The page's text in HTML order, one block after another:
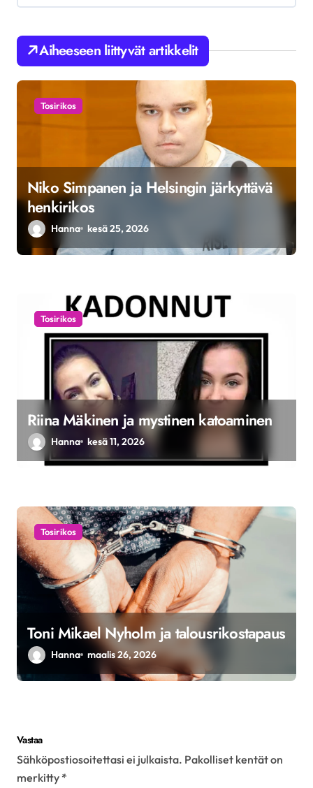
e
n
s
s
Aiheeseen liittyvät artikkelit
Tosirikos
Niko Simpanen ja Helsingin järkyttävä
henkirikos
Hanna kesä 25, 2026
Tosirikos
Riina Mäkinen ja mystinen katoaminen
Hanna kesä 11, 2026
Tosirikos
Toni Mikael Nyholm ja talousrikostapaus
Hanna maalis 26, 2026
Vastaa
Sähköpostiosoitettasi ei julkaista. Pakolliset kentät on
merkitty *